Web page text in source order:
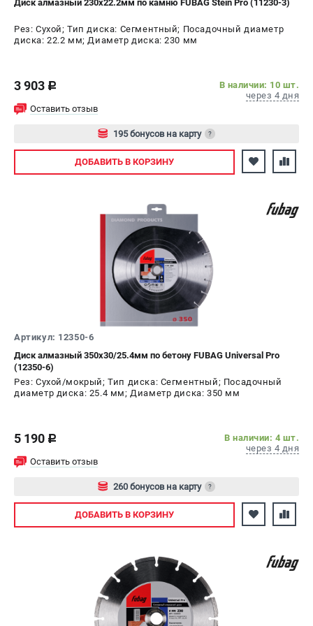
Диск алмазный 230х22.2мм по камню FUBAG Stein Pro (11230-3)
Рез: Сухой; Тип диска: Сегментный; Посадочный диаметр
диска: 22.2 мм; Диаметр диска: 230 мм
3 903 c
В наличии: 10 шт.
через 4 дня
Оставить отзыв
195 бонусов на карту ?
Авторизуйтесь
ДОБАВИТЬ В КОРЗИНУ
Артикул: 12350-6
Диск алмазный 350х30/25.4мм по бетону FUBAG Universal Pro
(12350-6)
Рез: Сухой/мокрый; Тип диска: Сегментный; Посадочный
диаметр диска: 25.4 мм; Диаметр диска: 350 мм
5 190 c
В наличии: 4 шт.
через 4 дня
Оставить отзыв
260 бонусов на карту ?
Авторизуйтесь
ДОБАВИТЬ В КОРЗИНУ